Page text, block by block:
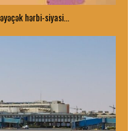
hərbi-siyasi…